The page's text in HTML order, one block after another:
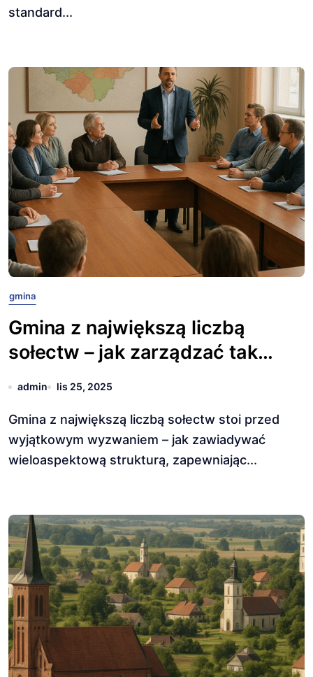
standard...
gmina
Gmina z największą liczbą
sołectw – jak zarządzać tak
dużą społecznością?
admin lis 25, 2025
Gmina z największą liczbą sołectw stoi przed
wyjątkowym wyzwaniem – jak zawiadywać
wieloaspektową strukturą, zapewniając...